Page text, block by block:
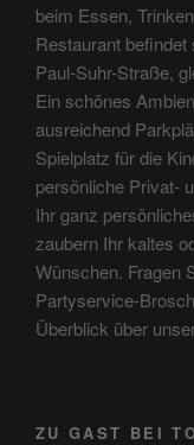
beim Essen,
Restaurant
Paul-Suhr-Straße,
Ein schönes
ausreichend
Spielplatz für die
persönliche Privat-
Ihr ganz
zaubern Ihr kaltes
Wünschen. Fragen
Partyservice-
Überblick über
ZU GAST BEI